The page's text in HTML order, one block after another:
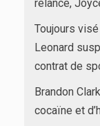
relance,
Toujours
Leonard
contrat de
Brandon
cocaïne et